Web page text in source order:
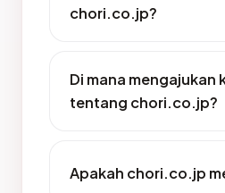
chori.co.jp?
Di mana mengajukan
tentang chori.co.jp?
Apakah chori.co.jp